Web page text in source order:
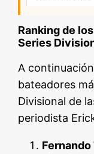
Ranking de
Series
A
bateadores
Divisional de
periodista
Fernando